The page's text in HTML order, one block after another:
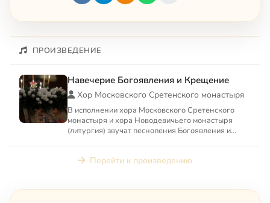
ПРОИЗВЕДЕНИЕ
Навечерие Богоявления и Крещение
Хор Московского Сретенского монастыря
В исполнении хора Московского Сретенского
монастыря и хора Новодевичьего монастыря
(литургия) звучат песнопения Богоявления и
Перейти к произведению